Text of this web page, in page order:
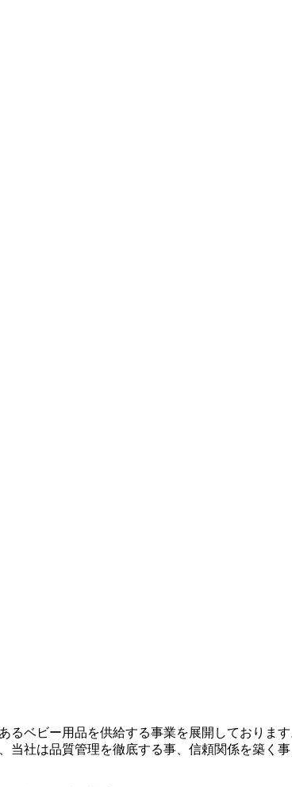
ベビー用品を供給する事業を展開しております
社は品質管理を徹底する事、信頼関係を築く